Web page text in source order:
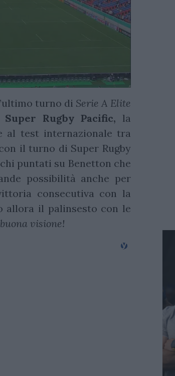
turno di Serie A Elite
Super Rugby Pacific, la
al test internazionale tra
il turno di Super Rugby
puntati su Benetton che
possibilità anche per
consecutiva con la
allora il palinsesto con le
buona visione!